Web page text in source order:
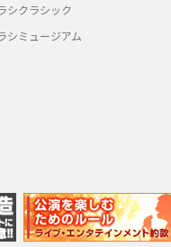
シクラシック
シミュージアム